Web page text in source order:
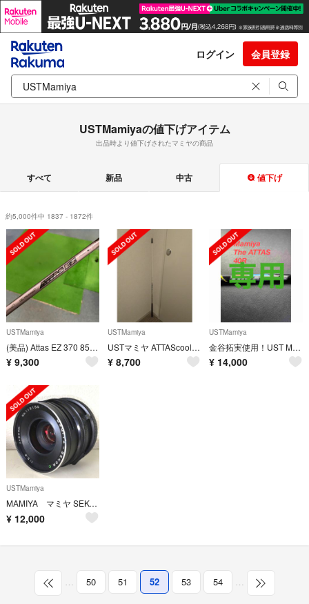
ログイン 会員登録
USTMamiyaの値下げアイテム
出品時より値下げされたマミヤの商品
すべて 新品 中古 値下げ
約5,000件中 1837 - 1872件
USTMamiya
(美品) Attas EZ 370 85s テーラーメイドスリーブ付 シャフト
¥ 9,300
USTMamiya
USTマミヤ ATTAScool アッタスクール5R ピンG400対応スリーブ
¥ 8,700
USTMamiya
金谷拓実使用！UST Mamiya The ATTAS 4R
¥ 14,000
USTMamiya
MAMIYA マミヤ SEKOR C 90mm F3.8 単焦点レンズ
¥ 12,000
… 50 51 52 53 54 …